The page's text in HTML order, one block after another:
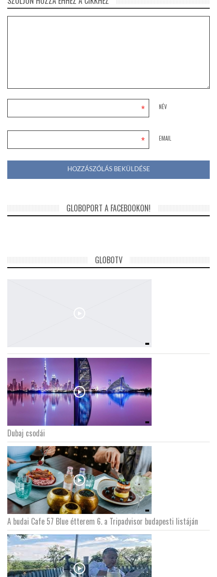
NÉV
*
EMAIL
*
GLOBOPORT A FACEBOOKON!
GLOBOTV
Dubaj csodái
A budai Cafe 57 Blue étterem 6. a Tripadvisor budapesti listáján